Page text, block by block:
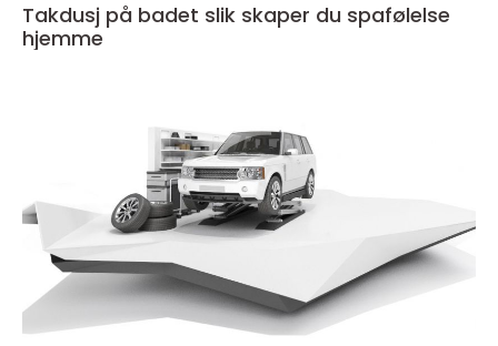
Takdusj på badet slik skaper du spafølelse
hjemme